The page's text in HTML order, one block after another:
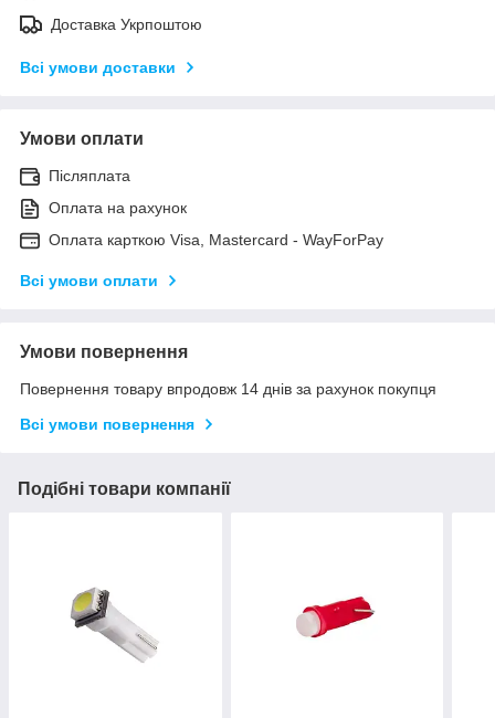
Доставка Укрпоштою
Всі умови доставки
Умови оплати
Післяплата
Оплата на рахунок
Оплата карткою Visa, Mastercard - WayForPay
Всі умови оплати
Умови повернення
Повернення товару впродовж 14 днів за рахунок покупця
Всі умови повернення
Подібні товари компанії